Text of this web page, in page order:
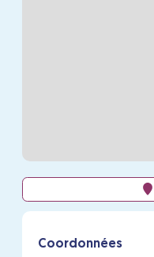
Coordonnées